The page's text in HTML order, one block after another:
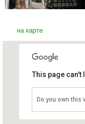
на карте
This page can't
Do you own this